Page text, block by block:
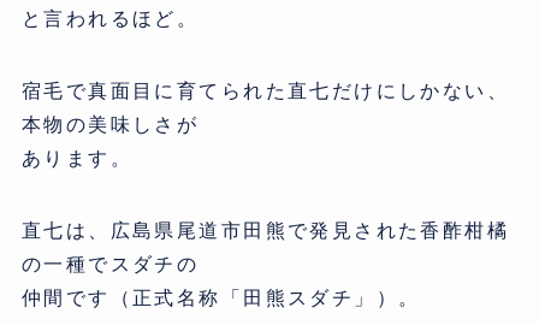
と言われるほど。
宿毛で真面目に育てられた直七だけにしかない、
本物の美味しさが
あります。
直七は、広島県尾道市田熊で発見された香酢柑橘
の一種でスダチの
仲間です（正式名称「田熊スダチ」）。